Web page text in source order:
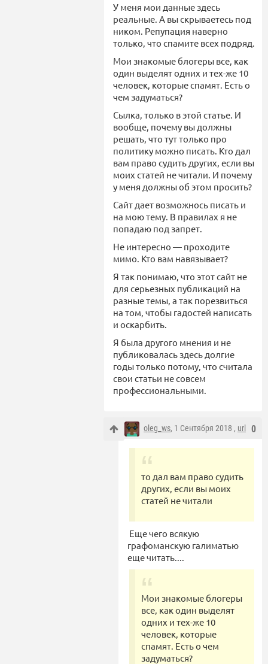
У меня мои данные здесь
реальные. А вы скрываетесь под
ником. Репупация наверно
только, что спамите всех подряд.
Мои знакомые блогеры все, как
один выделят одних и тех-же 10
человек, которые спамят. Есть о
чем задуматься?
Сылка, только в этой статье. И
вообще, почему вы должны
решать, что тут только про
политику можно писать. Кто дал
вам право судить других, если вы
моих статей не читали. И почему
у меня должны об этом просить?
Сайт дает возможнось писать и
на мою тему. В правилах я не
попадаю под запрет.
Не интересно — проходите
мимо. Кто вам навязывает?
Я так понимаю, что этот сайт не
для серьезных публикаций на
разные темы, а так порезвиться
на том, чтобы гадостей написать
и оскарбить.
Я была другого мнения и не
публиковалась здесь долгие
годы только потому, что считала
свои статьи не совсем
профессиональными.
0
oleg_ws, 1 Сентября 2018 , url
то дал вам право судить
других, если вы моих
статей не читали
Еще чего всякую
графоманскую галиматью
еще читать....
Мои знакомые блогеры
все, как один выделят
одних и тех-же 10
человек, которые
спамят. Есть о чем
задуматься?